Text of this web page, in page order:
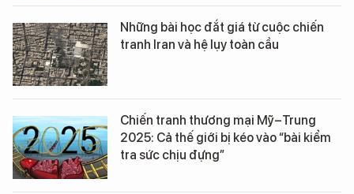
Những bài học đắt giá từ cuộc chiến
tranh Iran và hệ lụy toàn cầu
Chiến tranh thương mại Mỹ–Trung
2025: Cả thế giới bị kéo vào “bài kiểm
tra sức chịu đựng”